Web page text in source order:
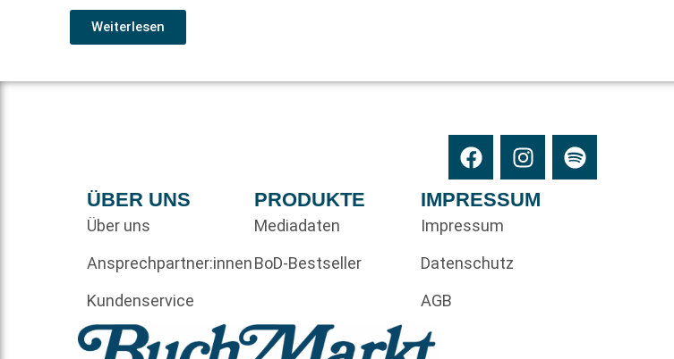
Weiterlesen
ÜBER UNS
Über uns
Ansprechpartner:innen
Kundenservice
PRODUKTE
Mediadaten
BoD-Bestseller
IMPRESSUM
Impressum
Datenschutz
AGB